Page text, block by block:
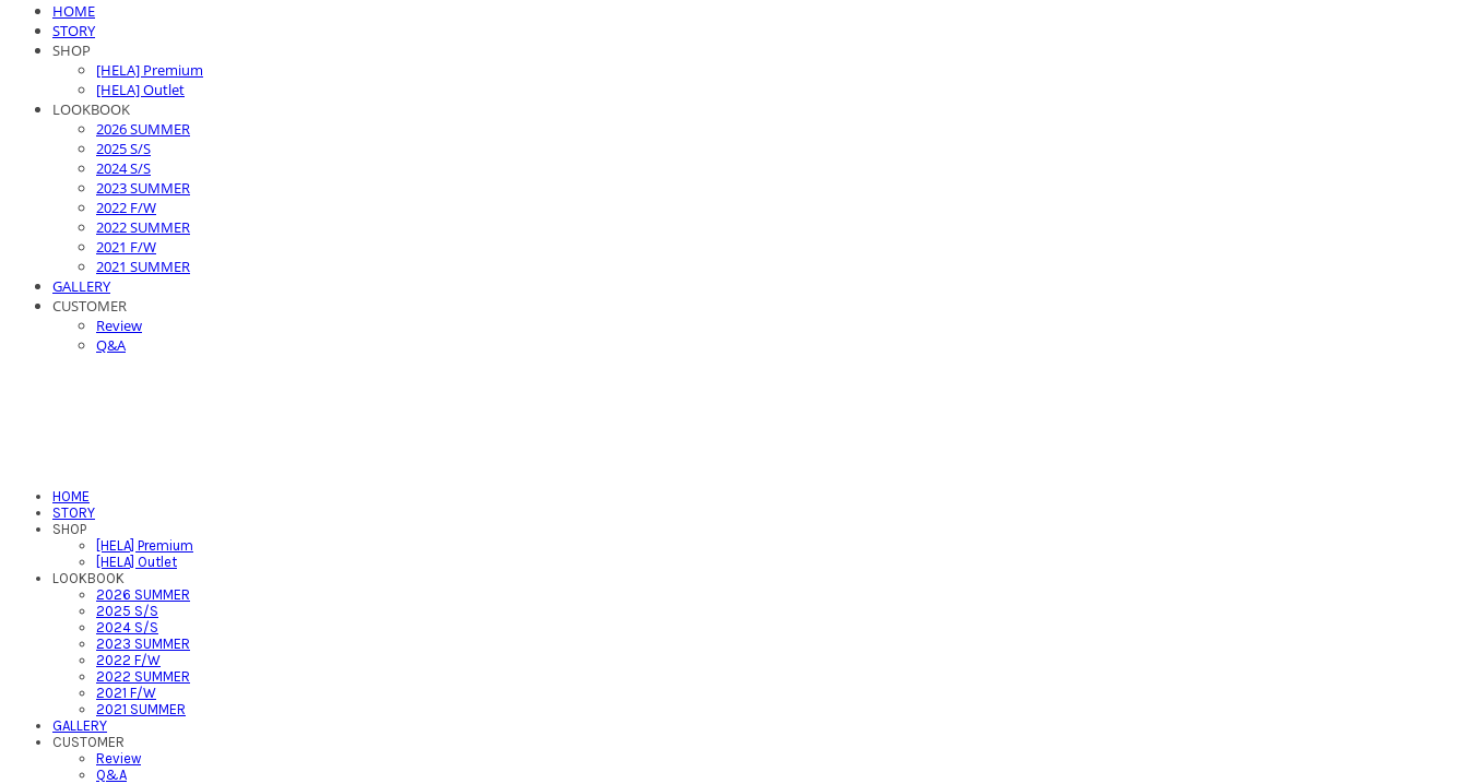
HOME
STORY
SHOP
[HELA] Premium
[HELA] Outlet
LOOKBOOK
2026 SUMMER
2025 S/S
2024 S/S
2023 SUMMER
2022 F/W
2022 SUMMER
2021 F/W
2021 SUMMER
GALLERY
CUSTOMER
Review
Q&A
HOME
STORY
SHOP
[HELA] Premium
[HELA] Outlet
LOOKBOOK
2026 SUMMER
2025 S/S
2024 S/S
2023 SUMMER
2022 F/W
2022 SUMMER
2021 F/W
2021 SUMMER
GALLERY
CUSTOMER
Review
Q&A